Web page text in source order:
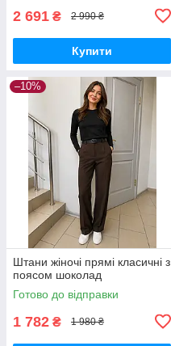
2 691 ₴ 2 990 ₴
Купити
–10%
Штани жіночі прямі класичні з
поясом шоколад
Готово до відправки
1 782 ₴ 1 980 ₴